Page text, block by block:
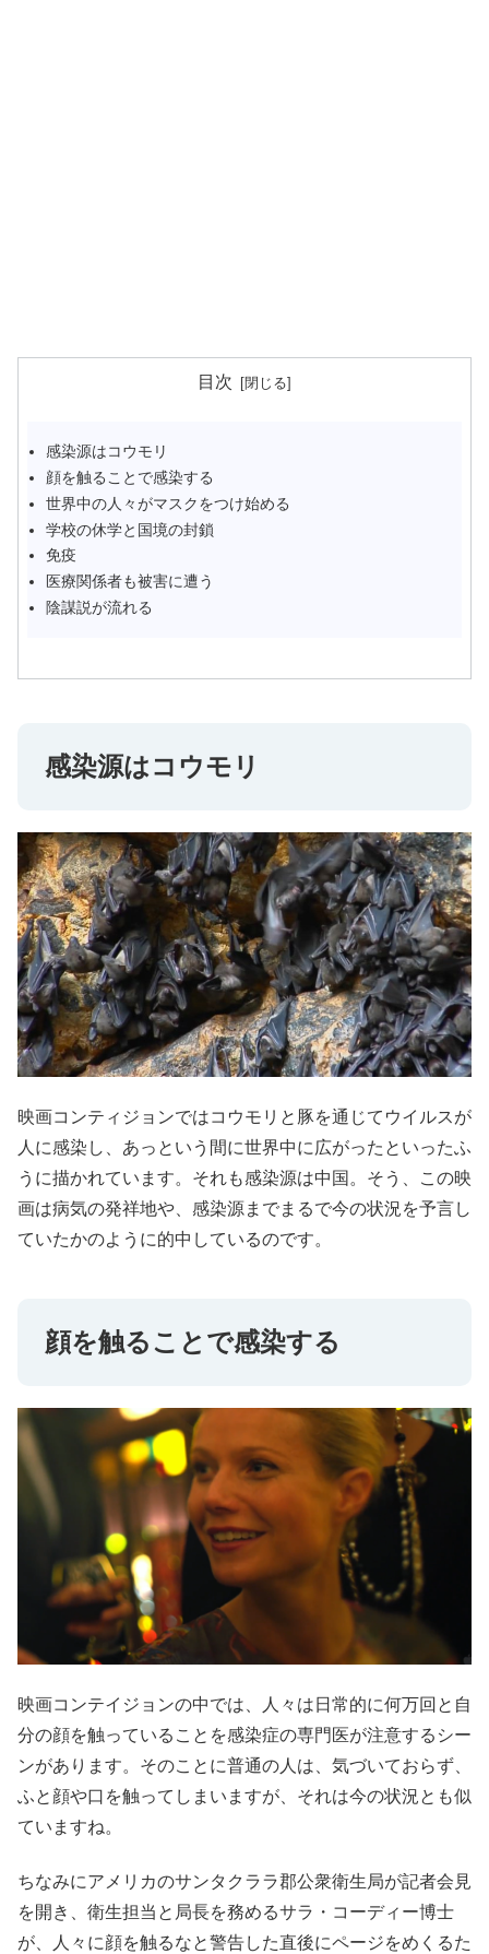
目次
感染源はコウモリ
顔を触ることで感染する
世界中の人々がマスクをつけ始める
学校の休学と国境の封鎖
免疫
医療関係者も被害に遭う
陰謀説が流れる
感染源はコウモリ
映画コンティジョンではコウモリと豚を通じてウイルスが
人に感染し、あっという間に世界中に広がったといったふ
うに描かれています。それも感染源は中国。そう、この映
画は病気の発祥地や、感染源までまるで今の状況を予言し
ていたかのように的中しているのです。
顔を触ることで感染する
映画コンテイジョンの中では、人々は日常的に何万回と自
分の顔を触っていることを感染症の専門医が注意するシー
ンがあります。そのことに普通の人は、気づいておらず、
ふと顔や口を触ってしまいますが、それは今の状況とも似
ていますね。
ちなみにアメリカのサンタクララ郡公衆衛生局が記者会見
を開き、衛生担当と局長を務めるサラ・コーディー博士
が、人々に顔を触るなと警告した直後にページをめくるた